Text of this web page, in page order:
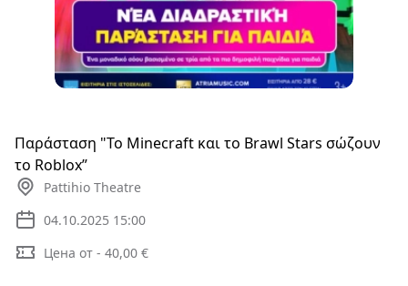
Παράσταση "Το Minecraft και το Brawl Stars σώζουν
το Roblox”
Pattihio Theatre
04.10.2025 15:00
Цена от - 40,00 €